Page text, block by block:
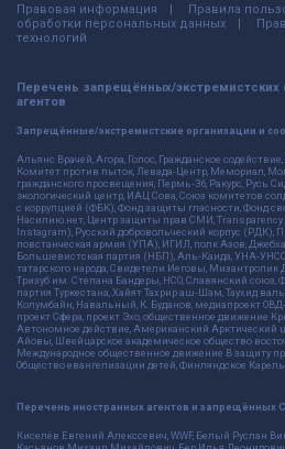
Правовая информация Правила
обработки персональных данных
технологий
Перечень запрещённых/экстремистских
агентов
Запрещённые/экстремистские организации и
Альянс Врачей, Агора, Голос, Гражданское
Комитет против пыток, Левада-Центр, Мемориал,
гражданского просвещения, Пермь-36, Ракурс, Русь
экологический центр, ИАЦ Сова, Союз комитетов
с коррупцией (ФБК), Фонд защиты гласности, Фонд
Насилию.нет, Центр защиты прав СМИ, Transparency
Instagram), Русский добровольческий корпус (РДК),
повстанческая армия (УПА), ИГИЛ, полк Азов,
Большевистская партия (НБП), Аль-Каида, УНА-
татарского народа, Свидетели Иеговы, Мизантропик
Тризуб им. Степана Бандеры, НСО, Славянский союз,
партия Туркестана, Хайят Тахрир аш-Шам, Таухид
Колумбайн, Навальный, К. Буданов, медиапроект
проект Сфера, проект Эхо, общественное движение
Автономное действие, Американский Арктический
Айовы, Швейцарское академическое общество
Международное общественное движение В защиту
Общество евангелизации детей, Финляндское
Перечень иностранных агентов и запрещённых
Киселёв Евгений Алекссевич, WWF, Белый Руслан